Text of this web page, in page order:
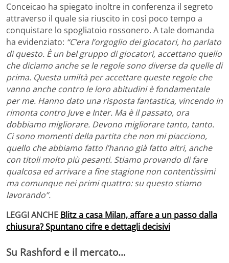
Conceicao ha spiegato inoltre in conferenza il segreto
attraverso il quale sia riuscito in così poco tempo a
conquistare lo spogliatoio rossonero. A tale domanda
ha evidenziato: “C’era l’orgoglio dei giocatori, ho parlato
di questo. È un bel gruppo di giocatori, accettano quello
che diciamo anche se le regole sono diverse da quelle di
prima. Questa umiltà per accettare queste regole che
vanno anche contro le loro abitudini è fondamentale
per me. Hanno dato una risposta fantastica, vincendo in
rimonta contro Juve e Inter. Ma è il passato, ora
dobbiamo migliorare. Devono migliorare tanto, tanto.
Ci sono momenti della partita che non mi piacciono,
quello che abbiamo fatto l’hanno già fatto altri, anche
con titoli molto più pesanti. Stiamo provando di fare
qualcosa ed arrivare a fine stagione non contentissimi
ma comunque nei primi quattro: su questo stiamo
lavorando”.
LEGGI ANCHE Blitz a casa Milan, affare a un passo dalla
chiusura? Spuntano cifre e dettagli decisivi
Su Rashford e il mercato…